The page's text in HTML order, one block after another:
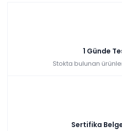
1 Günde
Stokta bulunan
Sertifika